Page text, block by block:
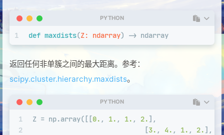
PYTHON
1 def maxdists(Z: ndarray) -> ndarray
返回任何非单簇之间的最大距离。参考：
scipy.cluster.hierarchy.maxdists。
PYTHON
1
2
Z = np.array([[0. , 1. , 1. , 2. ],
                            [
3. , 4. , 1. , 2. ],